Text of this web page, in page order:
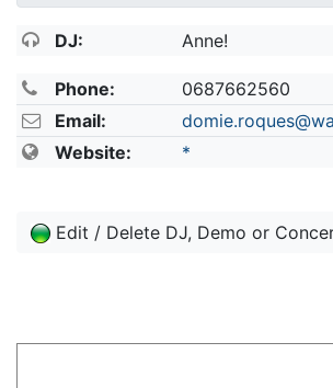
DJ: Anne!
Phone:
0687662560
Email:
Website:
*
Edit / Delete DJ, Demo or